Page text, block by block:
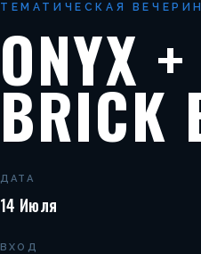
ТЕМАТИЧЕСКАЯ
ONYX
BRICK
ДАТА
14 Июля
ВХОД